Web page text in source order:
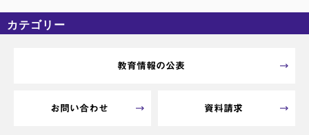
カテゴリー
教育情報の公表
お問い合わせ 資料請求